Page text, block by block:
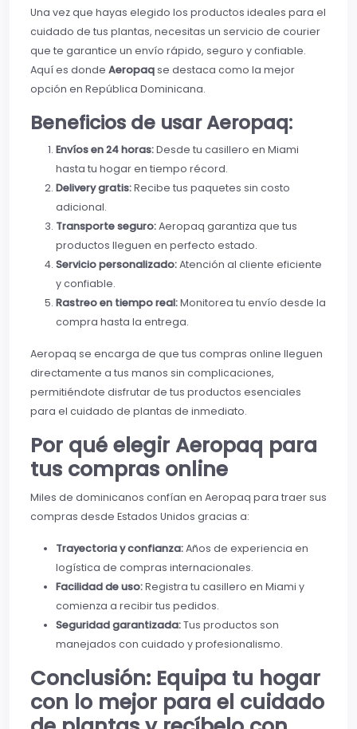
Una vez que hayas elegido los productos ideales para el
cuidado de tus plantas, necesitas un servicio de courier
que te garantice un envío rápido, seguro y confiable.
Aquí es donde Aeropaqse destaca como la mejor
opción en República Dominicana.
Beneficios de usar Aeropaq:
Envíos en 24 horas:Desde tu casillero en Miami
hasta tu hogar en tiempo récord.
Delivery gratis:Recibe tus paquetes sin costo
adicional.
Transporte seguro:Aeropaq garantiza que tus
productos lleguen en perfecto estado.
Servicio personalizado:Atención al cliente eficiente
y confiable.
Rastreo en tiempo real:Monitorea tu envío desde la
compra hasta la entrega.
Aeropaq se encarga de que tus compras online lleguen
directamente a tus manos sin complicaciones,
permitiéndote disfrutar de tus productos esenciales
para el cuidado de plantas de inmediato.
Por qué elegir Aeropaq para
tus compras online
Miles de dominicanos confían en Aeropaq para traer sus
compras desde Estados Unidos gracias a:
Trayectoria y confianza:Años de experiencia en
logística de compras internacionales.
Facilidad de uso:Registra tu casillero en Miami y
comienza a recibir tus pedidos.
Seguridad garantizada:Tus productos son
manejados con cuidado y profesionalismo.
Conclusión: Equipa tu hogar
con lo mejor para el cuidado